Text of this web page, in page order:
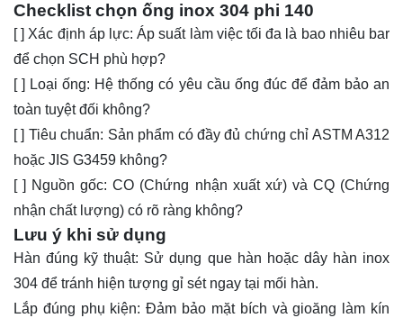
Checklist chọn ống inox 304 phi 140
[ ] Xác định áp lực: Áp suất làm việc tối đa là bao nhiêu bar
để chọn SCH phù hợp?
[ ] Loại ống: Hệ thống có yêu cầu ống đúc để đảm bảo an
toàn tuyệt đối không?
[ ] Tiêu chuẩn: Sản phẩm có đầy đủ chứng chỉ ASTM A312
hoặc JIS G3459 không?
[ ] Nguồn gốc: CO (Chứng nhận xuất xứ) và CQ (Chứng
nhận chất lượng) có rõ ràng không?
Lưu ý khi sử dụng
Hàn đúng kỹ thuật: Sử dụng que hàn hoặc dây hàn inox
304 để tránh hiện tượng gỉ sét ngay tại mối hàn.
Lắp đúng phụ kiện: Đảm bảo mặt bích và gioăng làm kín